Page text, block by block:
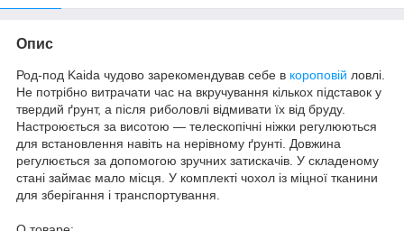
Опис
Род-под Kaida чудово зарекомендував себе в короповій ловлі.
Не потрібно витрачати час на вкручування кількох підставок у
твердий ґрунт, а після риболовлі відмивати їх від бруду.
Настроюється за висотою — телескопічні ніжки регулюються
для встановлення навіть на нерівному ґрунті. Довжина
регулюється за допомогою зручних затискачів. У складеному
стані займає мало місця. У комплекті чохол із міцної тканини
для зберігання і транспортування.